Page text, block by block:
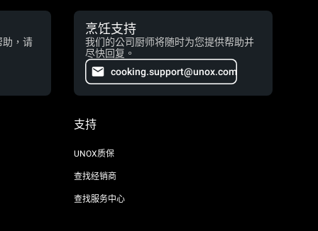
助，请
烹饪支持
我们的公司厨师将随时为您提供帮助并
尽快回复。
cooking.support@unox.com
支持
UNOX质保
查找经销商
查找服务中心